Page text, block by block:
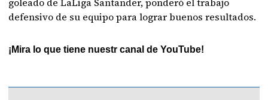
defensivo de su equipo para lograr buenos resultados.
¡Mira lo que tiene nuestr canal de YouTube!